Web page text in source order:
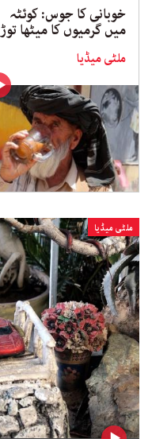
خوبانی کا جوس: کوئٹہ
میں گرمیوں کا میٹھا توڑ
ملٹی میڈیا
ملٹی میڈیا